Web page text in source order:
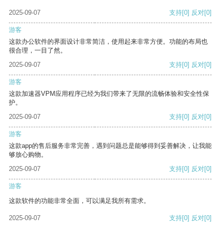
2025-09-07 支持[0] 反对[0]
游客
这款办公软件的界面设计非常简洁，使用起来非常方便。功能的布局也
很合理，一目了然。
2025-09-07
支持[0] 反对[0]
游客
这款加速器VPM应用程序已经为我们带来了无限的流畅体验和安全性保
护。
2025-09-07
支持[0] 反对[0]
游客
这款app的售后服务非常完善，遇到问题总是能够得到妥善解决，让我能
够放心购物。
2025-09-07
支持[0] 反对[0]
游客
这款软件的功能非常全面，可以满足我所有需求。
2025-09-07 支持[0] 反对[0]